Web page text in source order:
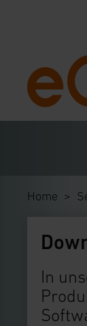
Home
In